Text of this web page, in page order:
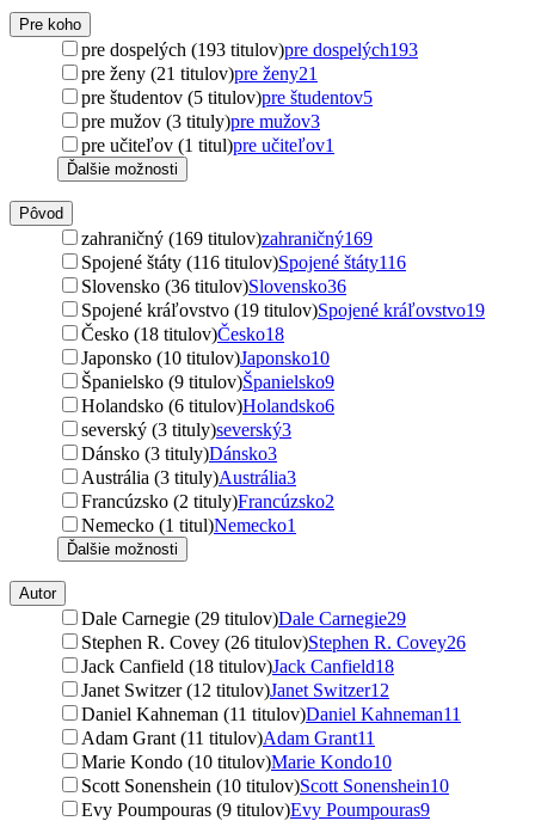
Pre koho
pre dospelých (193 titulov)pre dospelých193
pre ženy (21 titulov)pre ženy21
pre študentov (5 titulov)pre študentov5
pre mužov (3 tituly)pre mužov3
pre učiteľov (1 titul)pre učiteľov1
Ďalšie možnosti
Pôvod
zahraničný (169 titulov)zahraničný169
Spojené štáty (116 titulov)Spojené štáty116
Slovensko (36 titulov)Slovensko36
Spojené kráľovstvo (19 titulov)Spojené kráľovstvo19
Česko (18 titulov)Česko18
Japonsko (10 titulov)Japonsko10
Španielsko (9 titulov)Španielsko9
Holandsko (6 titulov)Holandsko6
severský (3 tituly)severský3
Dánsko (3 tituly)Dánsko3
Austrália (3 tituly)Austrália3
Francúzsko (2 tituly)Francúzsko2
Nemecko (1 titul)Nemecko1
Ďalšie možnosti
Autor
Dale Carnegie (29 titulov)Dale Carnegie29
Stephen R. Covey (26 titulov)Stephen R. Covey26
Jack Canfield (18 titulov)Jack Canfield18
Janet Switzer (12 titulov)Janet Switzer12
Daniel Kahneman (11 titulov)Daniel Kahneman11
Adam Grant (11 titulov)Adam Grant11
Marie Kondo (10 titulov)Marie Kondo10
Scott Sonenshein (10 titulov)Scott Sonenshein10
Evy Poumpouras (9 titulov)Evy Poumpouras9